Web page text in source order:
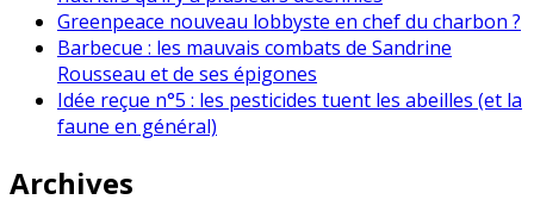
Greenpeace nouveau lobbyste en chef du charbon ?
Barbecue : les mauvais combats de Sandrine
Rousseau et de ses épigones
Idée reçue n°5 : les pesticides tuent les abeilles (et la
faune en général)
Archives